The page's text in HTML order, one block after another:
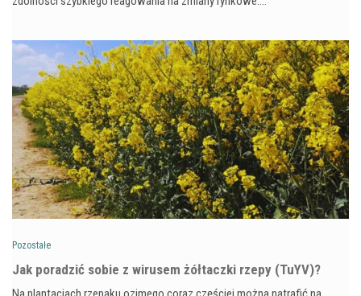
Pozostałe
​Jak poradzić sobie z wirusem żółtaczki rzepy (TuYV)?